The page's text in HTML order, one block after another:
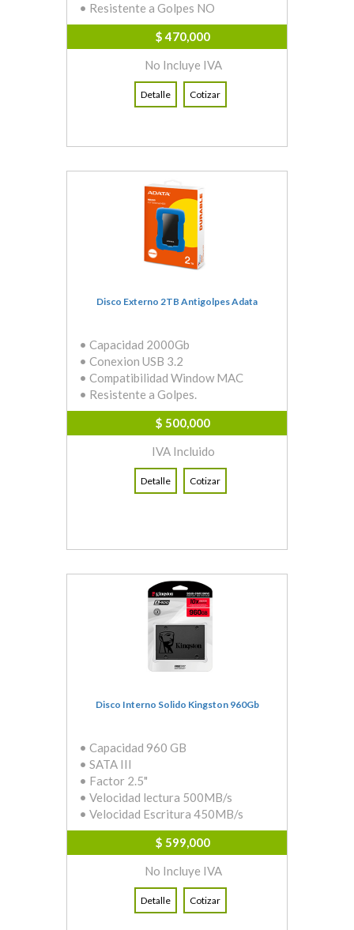
• Resistente a Golpes NO
$ 470,000
No Incluye IVA
Detalle Cotizar
Disco Externo 2TB Antigolpes Adata
• Capacidad 2000Gb
• Conexion USB 3.2
• Compatibilidad Window MAC
• Resistente a Golpes.
$ 500,000
IVA Incluido
Detalle Cotizar
Disco Interno Solido Kingston 960Gb
• Capacidad 960 GB
• SATA III
• Factor 2.5"
• Velocidad lectura 500MB/s
• Velocidad Escritura 450MB/s
$ 599,000
No Incluye IVA
Detalle Cotizar